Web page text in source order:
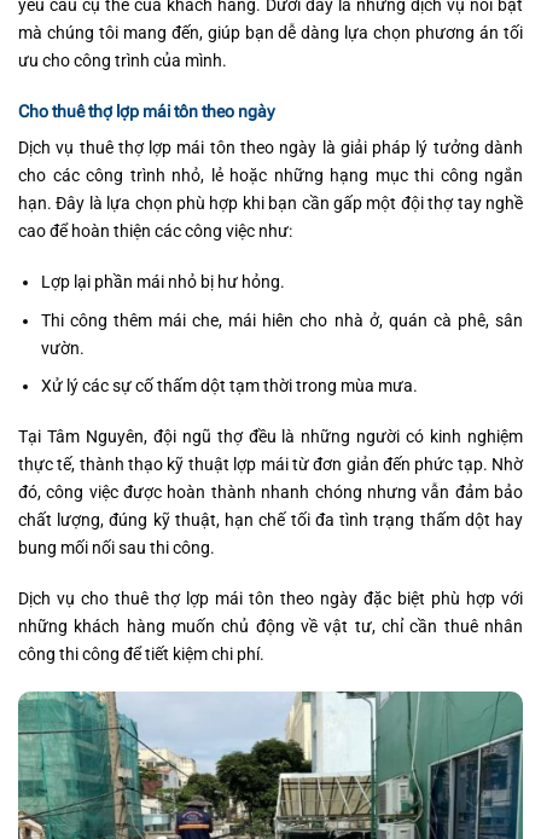
yêu cầu cụ thể của khách hàng. Dưới đây là những dịch vụ nổi bật
mà chúng tôi mang đến, giúp bạn dễ dàng lựa chọn phương án tối
ưu cho công trình của mình.
Cho thuê thợ lợp mái tôn theo ngày
Dịch vụ thuê thợ lợp mái tôn theo ngày là giải pháp lý tưởng dành
cho các công trình nhỏ, lẻ hoặc những hạng mục thi công ngắn
hạn. Đây là lựa chọn phù hợp khi bạn cần gấp một đội thợ tay nghề
cao để hoàn thiện các công việc như:
Lợp lại phần mái nhỏ bị hư hỏng.
Thi công thêm mái che, mái hiên cho nhà ở, quán cà phê, sân
vườn.
Xử lý các sự cố thấm dột tạm thời trong mùa mưa.
Tại Tâm Nguyên, đội ngũ thợ đều là những người có kinh nghiệm
thực tế, thành thạo kỹ thuật lợp mái từ đơn giản đến phức tạp. Nhờ
đó, công việc được hoàn thành nhanh chóng nhưng vẫn đảm bảo
chất lượng, đúng kỹ thuật, hạn chế tối đa tình trạng thấm dột hay
bung mối nối sau thi công.
Dịch vụ cho thuê thợ lợp mái tôn theo ngày đặc biệt phù hợp với
những khách hàng muốn chủ động về vật tư, chỉ cần thuê nhân
công thi công để tiết kiệm chi phí.